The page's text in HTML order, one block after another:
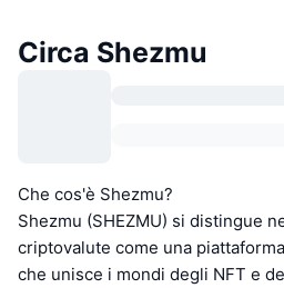
Circa Shezmu
Che cos'è Shezmu?
Shezmu (SHEZMU) si distingue
criptovalute come una
che unisce i mondi degli NFT e